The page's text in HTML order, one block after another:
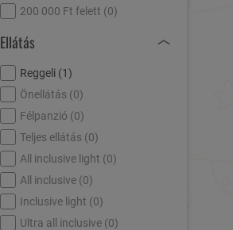
200 000 Ft felett (0)
Ellátás
Reggeli (1)
Önellátás (0)
Félpanzió (0)
Teljes ellátás (0)
All inclusive light (0)
All inclusive (0)
Inclusive light (0)
Ultra all inclusive (0)